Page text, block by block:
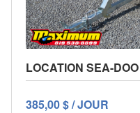
LOCATION SEA-
385,00 $ / JOUR